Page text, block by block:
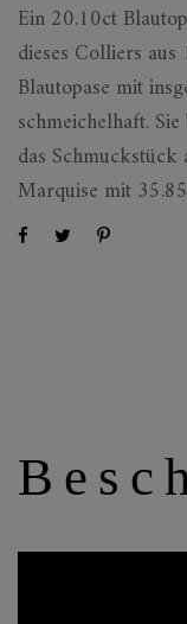
Ein 20.10ct
dieses Colliers
Blautopase mit
schmeichelhaft.
das Schmuckstück
Marquise mit